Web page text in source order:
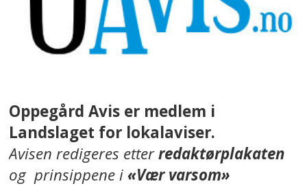
Oppegård Avis er medlem i
Landslaget for lokalaviser.
Avisen redigeres etterredaktørplakaten
og prinsippene i«Vær varsom»